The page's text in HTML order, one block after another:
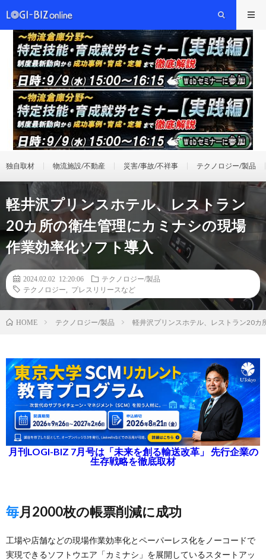
独自取材 物流施設/不動産 災害/事故/不祥事 テクノロジー/製品
軽井沢プリンスホテル、レストラン
20カ所の衛生管理にカミナシの現場
作業効率化ソフト導入
2024.02.02 12:20:06
テクノロジー/製品
テクノロジー
プレスリリースなど
HOME テクノロジー/製品 軽井沢プリンスホテル、レストラン20
月刊LOGI-BIZ 7月号は「未来を創る輸送改革」 先行企業の
生存戦略を徹底取材
毎月2000枚の帳票削減に成功
工場や店舗などの現場作業効率化とペーパーレス化をノーコードで
実現できるソフトウエア「カミナシ」を展開しているスタートアッ